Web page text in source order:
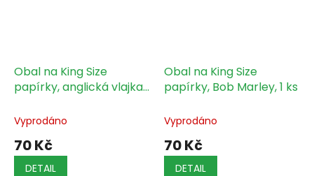
Obal na King Size
papírky, anglická vlajka,
Vyprodáno
70 Kč
DETAIL
Obal na King Size
papírky, Bob Marley, 1 ks
Vyprodáno
70 Kč
DETAIL